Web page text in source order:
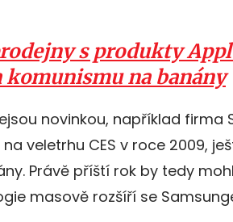
s produkty
na banány
novinkou, například firma
veletrhu CES v roce 2009,
Právě příští rok by tedy
masově rozšíří se